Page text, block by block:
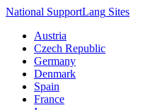
National SupportLang Sites
Austria
Czech Republic
Germany
Denmark
Spain
France